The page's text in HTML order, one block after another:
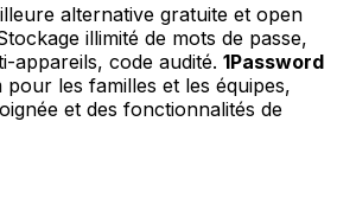
alternative gratuite et open
illimité de mots de passe,
appareils, code audité. 1Password
les familles et les équipes,
et des fonctionnalités de